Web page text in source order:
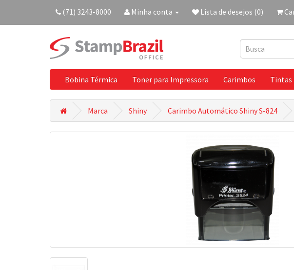
(71) 3243-8000 Minha conta Lista de desejos (0)
Bobina Térmica Toner para Impressora Carimbos Tintas
Marca Shiny Carimbo Automático Shiny S-824